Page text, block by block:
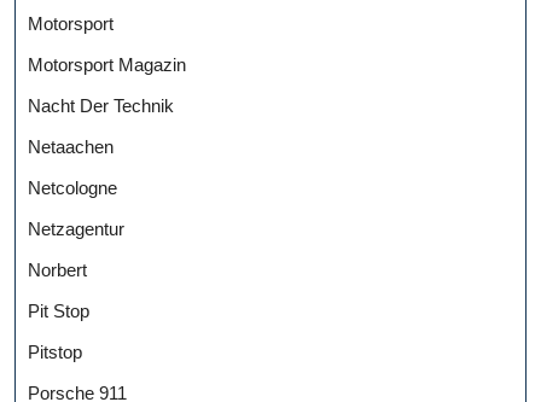
Motorsport
Motorsport Magazin
Nacht Der Technik
Netaachen
Netcologne
Netzagentur
Norbert
Pit Stop
Pitstop
Porsche 911